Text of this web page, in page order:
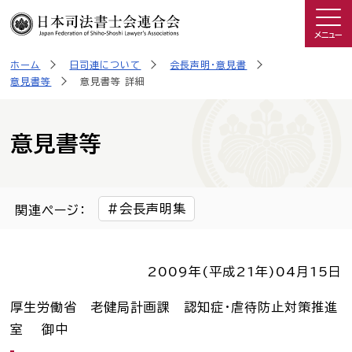
司法書士を知る
広報物・制作物
メニュー
ホーム 日司連について
会長声明・意見書
意見書等
意見書等 詳細
意見書等
関連ページ： 会長声明集
2009年(平成21年) 04月15日
厚生労働省 老健局計画課 認知症・虐待防止対策推進
室 御中